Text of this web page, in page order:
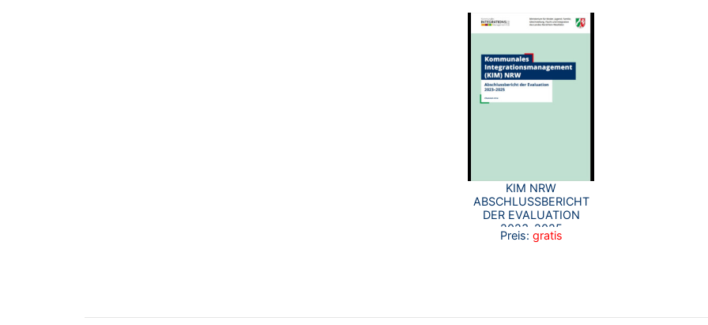
KIM NRW
ABSCHLUSSBERICHT
DER EVALUATION
2023–2025
Preis: gratis